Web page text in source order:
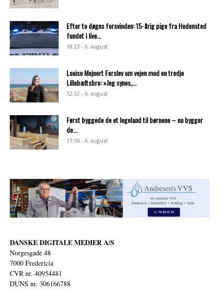
Efter to døgns forsvinden: 15-årig pige fra Hedensted
fundet i live...
18:23 - 6. august
Louise Mejnert Ferslev om vejen mod en tredje
Lillebæltsbro: »Jeg synes,...
12:32 - 6. august
Først byggede de et legeland til børnene – nu bygger
de...
11:56 - 6. august
DANSKE DIGITALE MEDIER A/S
Norgesgade 48
7000 Fredericia
CVR nr. 40954481
DUNS nr. 306166788